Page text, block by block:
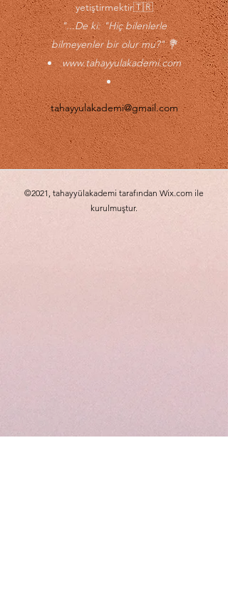
yetiştirmektir🇹🇷
"...De ki: "Hiç bilenlerle
bilmeyenler bir olur mu?" 💐
www.tahayyulakademi.com
tahayyulakademi@gmail.com
©2021, tahayyülakademi tarafından Wix.com ile
kurulmuştur.